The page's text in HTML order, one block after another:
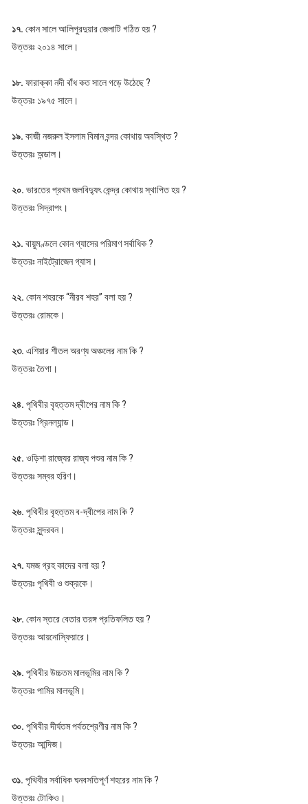
১৭. কোন সালে আলিপুরদুয়ার জেলাটি গঠিত হয় ?
উত্তরঃ ২০১৪ সালে।
১৮. ফারাক্কা নদী বাঁধ কত সালে গড়ে উঠেছে ?
উত্তরঃ ১৯৭৫ সালে।
১৯. কাজী নজরুল ইসলাম বিমান বন্দর কোথায় অবস্থিত ?
উত্তরঃ অন্ডাল।
২০. ভারতের প্রথম জলবিদ্যুৎ কেন্দ্র কোথায় স্থাপিত হয় ?
উত্তরঃ সিদ্রাপং।
২১. বায়ুমণ্ডলে কোন গ্যাসের পরিমাণ সর্বাধিক ?
উত্তরঃ নাইট্রোজেন গ্যাস।
২২. কোন শহরকে “নীরব শহর” বলা হয় ?
উত্তরঃ রোমকে।
২৩. এশিয়ার শীতল অরণ্য অঞ্চলের নাম কি ?
উত্তরঃ তৈগা।
২৪. পৃথিবীর বৃহত্তম দ্বীপের নাম কি ?
উত্তরঃ গ্রিনল্যান্ড।
২৫. ওড়িশা রাজ্যের রাজ্য পশুর নাম কি ?
উত্তরঃ সম্বর হরিণ।
২৬. পৃথিবীর বৃহত্তম ব-দ্বীপের নাম কি ?
উত্তরঃ সুন্দরবন।
২৭. যমজ গ্রহ কাদের বলা হয় ?
উত্তরঃ পৃথিবী ও শুক্রকে।
২৮. কোন স্তরে বেতার তরঙ্গ প্রতিফলিত হয় ?
উত্তরঃ আয়নোস্ফিয়ারে।
২৯. পৃথিবীর উচ্চতম মালভূমির নাম কি ?
উত্তরঃ পামির মালভূমি।
৩০. পৃথিবীর দীর্ঘতম পর্বতশ্রেণীর নাম কি ?
উত্তরঃ আন্দিজ।
৩১. পৃথিবীর সর্বাধিক ঘনবসতিপূর্ণ শহরের নাম কি ?
উত্তরঃ টোকিও।